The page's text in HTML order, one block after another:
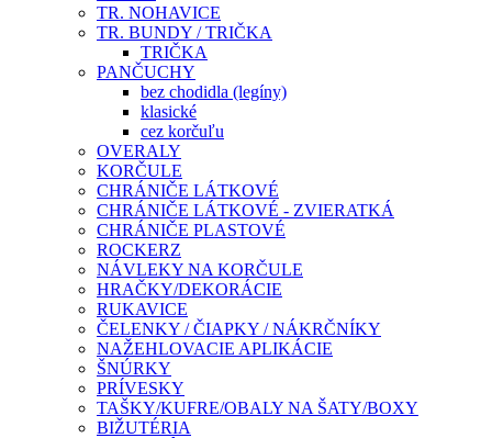
TR. NOHAVICE
TR. BUNDY / TRIČKA
TRIČKA
PANČUCHY
bez chodidla (legíny)
klasické
cez korčuľu
OVERALY
KORČULE
CHRÁNIČE LÁTKOVÉ
CHRÁNIČE LÁTKOVÉ - ZVIERATKÁ
CHRÁNIČE PLASTOVÉ
ROCKERZ
NÁVLEKY NA KORČULE
HRAČKY/DEKORÁCIE
RUKAVICE
ČELENKY / ČIAPKY / NÁKRČNÍKY
NAŽEHLOVACIE APLIKÁCIE
ŠNÚRKY
PRÍVESKY
TAŠKY/KUFRE/OBALY NA ŠATY/BOXY
BIŽUTÉRIA